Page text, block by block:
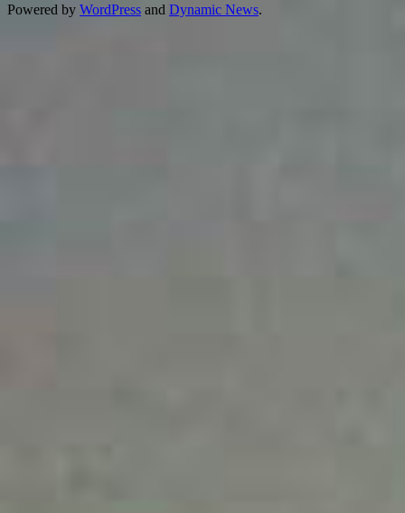
Powered by WordPress and Dynamic News.